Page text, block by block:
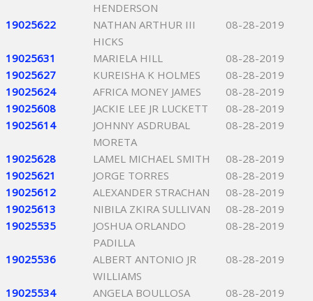
HENDERSON
19025622
NATHAN ARTHUR III
HICKS
08-28-2019
19025631 MARIELA HILL
08-28-2019
19025627
KUREISHA K HOLMES
08-28-2019
19025624
AFRICA MONEY JAMES
08-28-2019
19025608
JACKIE LEE JR LUCKETT
08-28-2019
19025614
JOHNNY ASDRUBAL
MORETA
08-28-2019
19025628 LAMEL MICHAEL SMITH
08-28-2019
19025621
JORGE TORRES
08-28-2019
19025612
ALEXANDER STRACHAN
08-28-2019
19025613
NIBILA ZKIRA SULLIVAN
08-28-2019
19025535
JOSHUA ORLANDO
PADILLA
08-28-2019
19025536
ALBERT ANTONIO JR
WILLIAMS
08-28-2019
19025534 ANGELA BOULLOSA
08-28-2019